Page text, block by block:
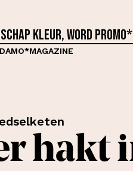
kleur, word proMO*
MO*MAGAZINE
hakt